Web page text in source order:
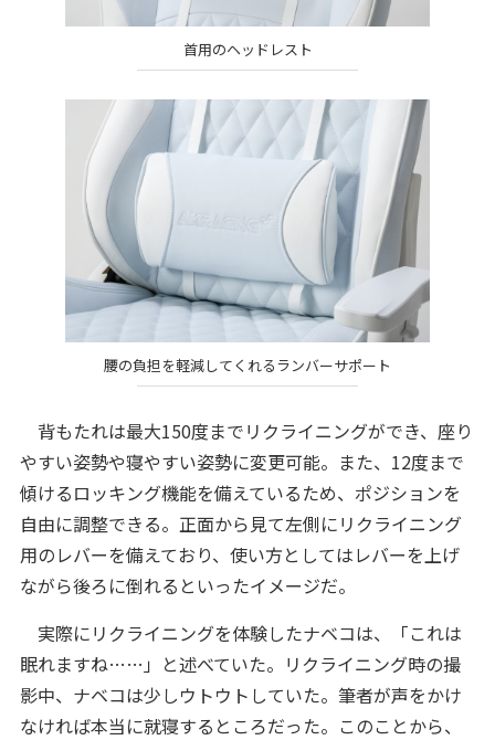
首用のヘッドレスト
腰の負担を軽減してくれるランバーサポート
背もたれは最大150度までリクライニングができ、座り
やすい姿勢や寝やすい姿勢に変更可能。また、12度まで
傾けるロッキング機能を備えているため、ポジションを
自由に調整できる。正面から見て左側にリクライニング
用のレバーを備えており、使い方としてはレバーを上げ
ながら後ろに倒れるといったイメージだ。
実際にリクライニングを体験したナベコは、「これは
眠れますね……」と述べていた。リクライニング時の撮
影中、ナベコは少しウトウトしていた。筆者が声をかけ
なければ本当に就寝するところだった。このことから、